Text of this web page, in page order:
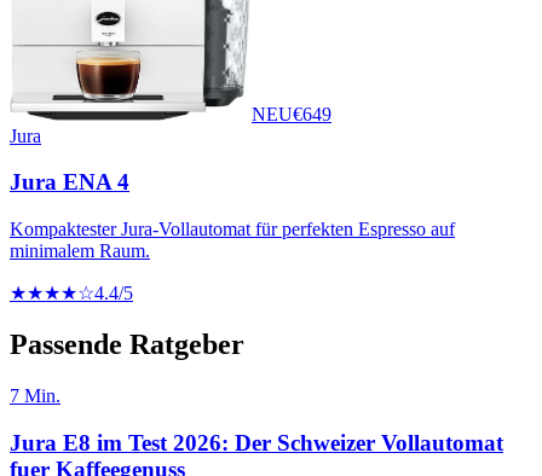
NEU€649
Jura
Jura ENA 4
Kompaktester Jura-Vollautomat für perfekten Espresso auf
minimalem Raum.
★★★★☆4.4/5
Passende Ratgeber
7 Min.
Jura E8 im Test 2026: Der Schweizer Vollautomat
fuer Kaffeegenuss